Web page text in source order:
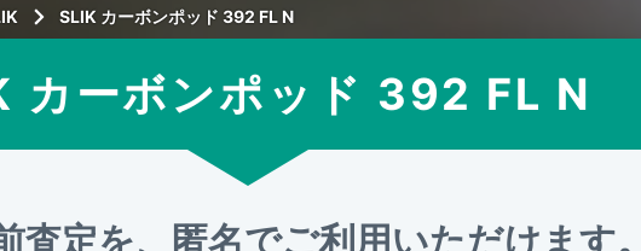
SLIK カーボンポッド 392 FL N
カーボンポッド 392 FL N
査定を、匿名でご利用いただけます。